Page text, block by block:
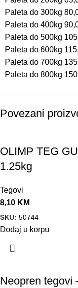
Paleta do 300kg
Paleta do 400kg
Paleta do 500kg
Paleta do 600kg
Paleta do 700kg
Paleta do 800kg
Povezani
OLIMP TEG
1.25kg
Tegovi
8,10 KM
SKU: 50744
Dodaj u korpu
Neopren tegovi